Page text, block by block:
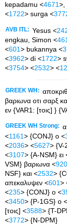
kepadamu <4671>,
<1722> surga <
AVB ITL: Yesus <
engkau, Simon <
<601> bukannya <
<3962> di <1722>
<3754> <2532> <
GREEK WH:
βαριωνα οτι σαρξ
εν {VAR1: [τοις] }
GREEK WH Strong:
<1161> {CONJ} ο <
<2036> <5627> {V-
<3107> {A-NSM} ει
VSM} βαριωνα <920
NSF} και <2532>
απεκαλυψεν <601>
<235> {CONJ} ο <
<3450> {P-1GS} ο <
[τοις] <3588> {T-
<3772> {N-DPM}